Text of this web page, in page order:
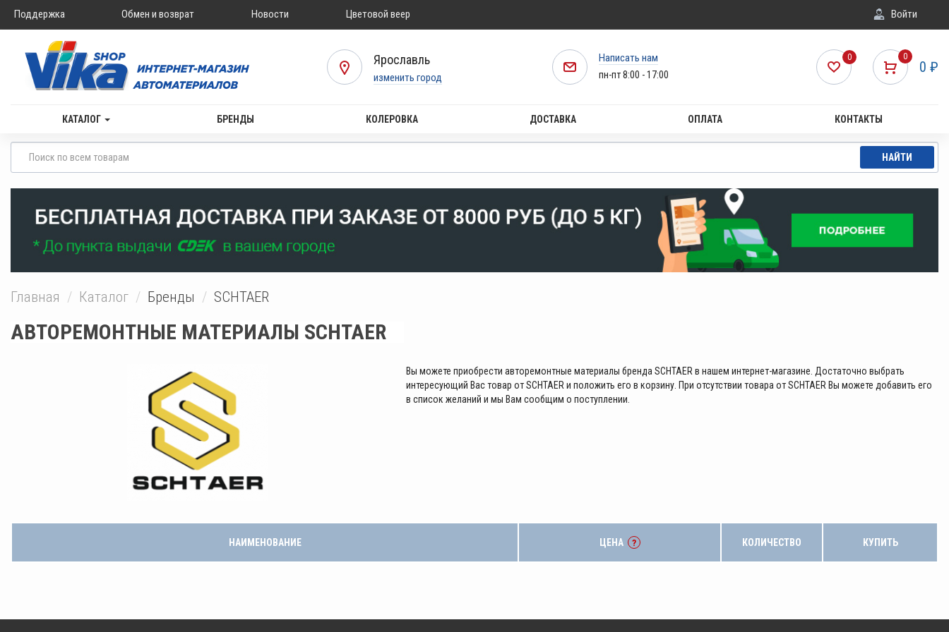
Поддержка Обмен и возврат Новости Цветовой веер Войти
Ярославль
изменить город
Написать нам
пн-пт 8:00 - 17:00
0
0 ₽
0
КАТАЛОГ БРЕНДЫ КОЛЕРОВКА ДОСТАВКА ОПЛАТА КОНТАКТЫ
НАЙТИ
Главная Каталог Бренды SCHTAER
АВТОРЕМОНТНЫЕ МАТЕРИАЛЫ SCHTAER
Вы можете приобрести авторемонтные материалы бренда SCHTAER в нашем интернет-магазине. Достаточно выбрать
интересующий Вас товар от SCHTAER и положить его в корзину. При отсутствии товара от SCHTAER Вы можете добавить его
в список желаний и мы Вам сообщим о поступлении.
НАИМЕНОВАНИЕ ЦЕНА ? КОЛИЧЕСТВО КУПИТЬ